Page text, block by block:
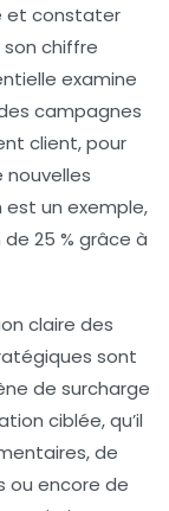
et constater
chiffre
examine
campagnes
client, pour
est un exemple,
25 % grâce à
claire des
sont
de surcharge
ciblée, qu’il
de
ou encore de